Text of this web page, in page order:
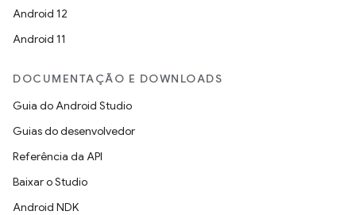
Android 12
Android 11
DOCUMENTAÇÃO E DOWNLOADS
Guia do Android Studio
Guias do desenvolvedor
Referência da API
Baixar o Studio
Android NDK